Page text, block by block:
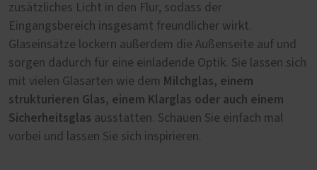
zusätzliches Licht in den Flur, sodass der
Eingangsbereich insgesamt freundlicher wirkt.
Glaseinsätze lockern außerdem die Außenseite auf und
sorgen dadurch für eine einladende Optik. Sie lassen sich
mit vielen Glasarten wie dem Milchglas, einem
strukturieren Glas, einem Klarglas oder auch einem
Sicherheitsglas ausstatten. Schauen Sie einfach mal
vorbei und lassen Sie sich inspirieren.